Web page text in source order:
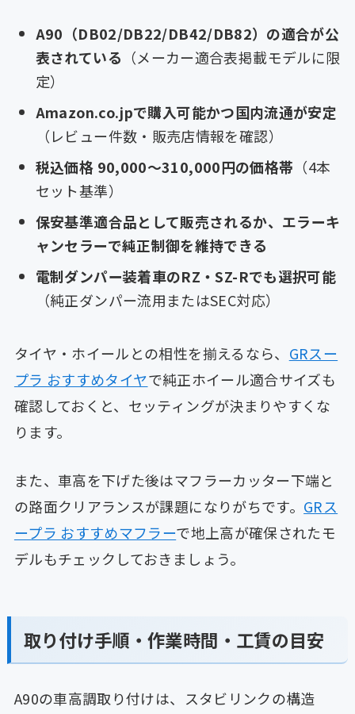
A90（DB02/DB22/DB42/DB82）の適合が公
表されている （メーカー適合表掲載モデルに限
定）
Amazon.co.jpで購入可能かつ国内流通が安定
（レビュー件数・販売店情報を確認）
税込価格 90,000〜310,000円の価格帯 （4本
セット基準）
保安基準適合品として販売されるか、エラーキ
ャンセラーで純正制御を維持できる
電制ダンパー装着車のRZ・SZ-Rでも選択可能
（純正ダンパー流用またはSEC対応）
タイヤ・ホイールとの相性を揃えるなら、 GRスー
プラ おすすめタイヤで純正ホイール適合サイズも
確認しておくと、セッティングが決まりやすくな
ります。
また、車高を下げた後はマフラーカッター下端と
の路面クリアランスが課題になりがちです。 GRス
ープラ おすすめマフラーで地上高が確保されたモ
デルもチェックしておきましょう。
取り付け手順・作業時間・工賃の目安
A90の車高調取り付けは、スタビリンクの構造